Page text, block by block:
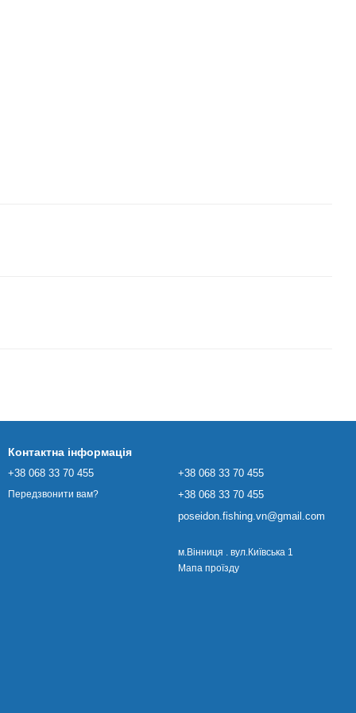
Контактна інформація
+38 068 33 70 455
Передзвонити вам?
+38 068 33 70 455
+38 068 33 70 455
poseidon.fishing.vn@gmail.com
м.Вінниця . вул.Київська 1
Мапа проїзду